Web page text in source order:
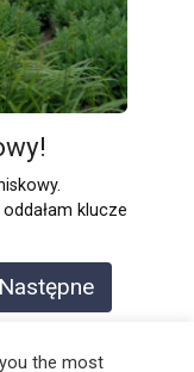
klucze
Następne
the most